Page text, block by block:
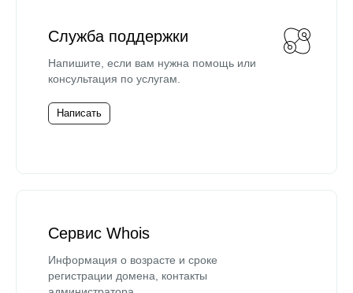
Служба поддержки
Напишите, если вам нужна помощь или
консультация по услугам.
Написать
Сервис Whois
Информация о возрасте и сроке
регистрации домена, контакты